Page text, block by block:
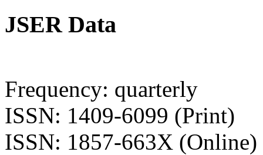
JSER Data
Frequency: quarterly
ISSN: 1409-6099 (Print)
ISSN: 1857-663X (Online)